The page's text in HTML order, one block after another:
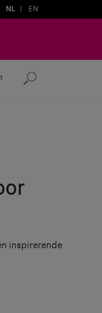
NL EN
Zoeken
inspirerende